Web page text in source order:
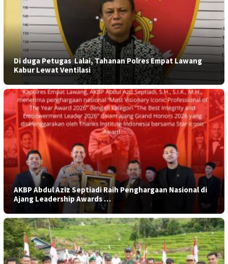
​Di duga Petugas Lalai, Tahanan Polres Empat Lawang
Kabur Lewat Ventilasi
AKBP Abdul Aziz Septiadi Raih Penghargaan Nasional di
Ajang Leadership Awards …